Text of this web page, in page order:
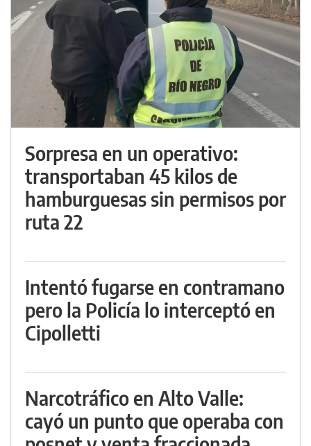
Sorpresa en un operativo:
transportaban 45 kilos de
hamburguesas sin permisos por
ruta 22
Intentó fugarse en contramano
pero la Policía lo interceptó en
Cipolletti
Narcotráfico en Alto Valle:
cayó un punto que operaba con